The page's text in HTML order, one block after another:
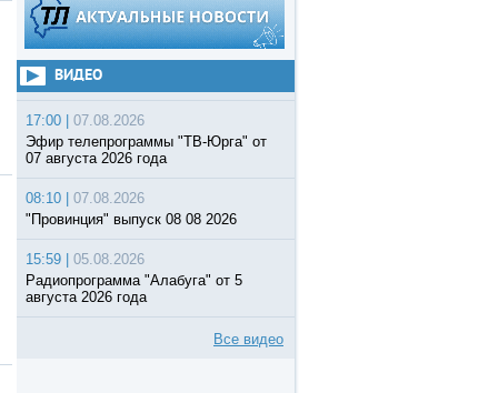
ВИДЕО
17:00 |
07.08.2026
Эфир телепрограммы "ТВ-Юрга" от
07 августа 2026 года
08:10 |
07.08.2026
"Провинция" выпуск 08 08 2026
15:59 |
05.08.2026
Радиопрограмма "Алабуга" от 5
августа 2026 года
Все видео